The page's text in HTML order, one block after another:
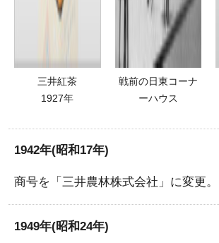
三井紅茶
1927年
戦前の日東コーナ
ーハウス
1942年(昭和17年)
商号を「三井農林株式会社」に変更。
1949年(昭和24年)